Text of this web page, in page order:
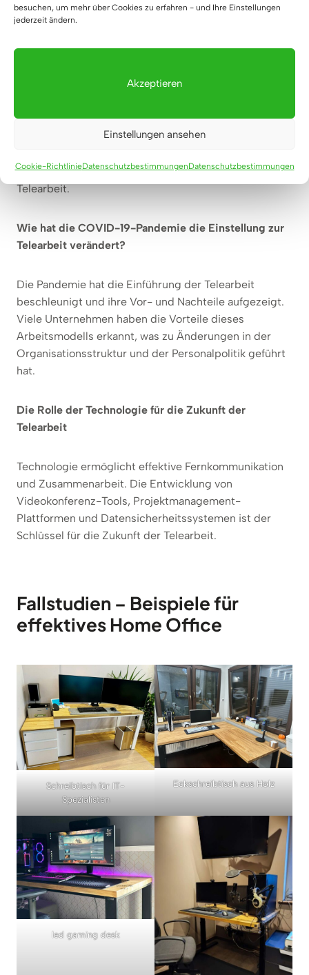
besuchen, um mehr über Cookies zu erfahren - und Ihre Einstellungen
jederzeit ändern.
Akzeptieren
Einstellungen ansehen
Cookie-RichtlinieDatenschutzbestimmungenDatenschutzbestimmungen
Arbeitsplatz zu sorgen.
Die Zukunft der Telearbeit
Trends und Prognosen zur Telearbeit
Fernarbeit wird immer beliebter und viele
Unternehmen planen, dieses Modell auch nach der
Schlüsselrolle bei der weiteren Entwicklung der
Telearbeit.
Wie hat die COVID-19-Pandemie die Einstellung zur
Telearbeit verändert?
Die Pandemie hat die Einführung der Telearbeit
beschleunigt und ihre Vor- und Nachteile aufgezeigt.
Viele Unternehmen haben die Vorteile dieses
Arbeitsmodells erkannt, was zu Änderungen in der
Organisationsstruktur und der Personalpolitik geführt
hat.
Die Rolle der Technologie für die Zukunft der
Telearbeit
Technologie ermöglicht effektive Fernkommunikation
und Zusammenarbeit. Die Entwicklung von
Videokonferenz-Tools, Projektmanagement-
Plattformen und Datensicherheitssystemen ist der
Schlüssel für die Zukunft der Telearbeit.
Fallstudien – Beispiele für
effektives Home Office
Schreibtisch für IT-
Spezialisten
Eckschreibtisch aus Holz
led gaming desk